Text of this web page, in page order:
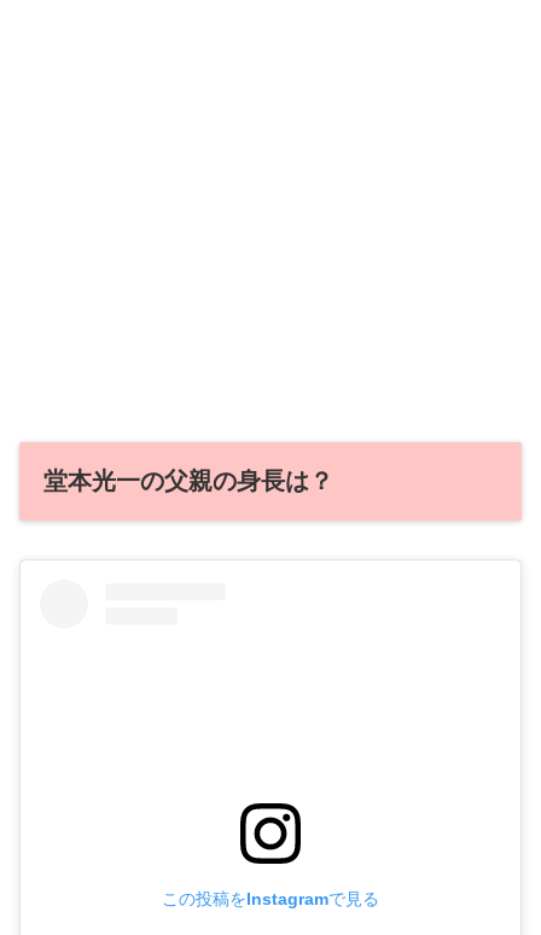
堂本光一の父親の身長は？
この投稿をInstagramで見る